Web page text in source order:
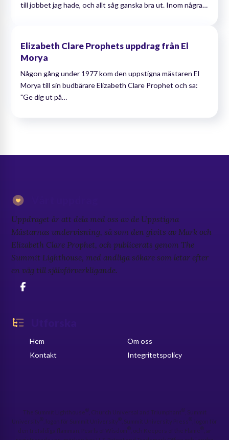
till jobbet jag hade, och allt såg ganska bra ut. Inom några…
Elizabeth Clare Prophets uppdrag från El
Morya
Någon gång under 1977 kom den uppstigna mästaren El
Morya till sin budbärare Elizabeth Clare Prophet och sa:
"Ge dig ut på…
Uppdraget är att dela med oss av de Uppstigna
Mästarnas undervisning, så som den givits av Mark och
Elizabeth Clare Prophet, och publicerats genom The
Summit Lighthouse, med andliga sökare som letar efter
en väg till självförverkligande.
Hem
Kontakt
Om oss
Integritetspolicy
The Summit Lighthouse®, Church Universal and Triumphant®, Summit
University® , logon för Summit University® , Summit University Press® , logon för
den trefaldiga flamman, Pearls of Wisdom®, och Keepers of the Flame®, är